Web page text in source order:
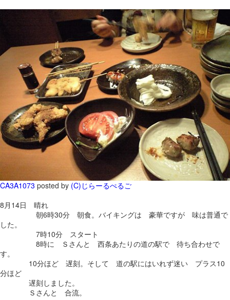
CA3A1073 posted by (C)じらーるぺるご
8月14日 晴れ
朝6時30分 朝食。バイキングは 豪華ですが 味は普通で
した。
7時10分 スタート
8時に Ｓさんと 西条あたりの道の駅で 待ち合わせで
す。
10分ほど 遅刻。そして 道の駅にはいれず迷い プラス10
分ほど
遅刻しました。
Ｓさんと 合流。